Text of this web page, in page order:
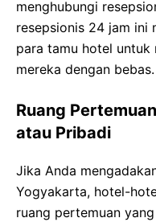
menghubungi
resepsionis 24 jam ini
para tamu hotel
mereka dengan bebas.
Ruang
atau Pribadi
Jika Anda
Yogyakarta, hotel-
ruang pertemuan